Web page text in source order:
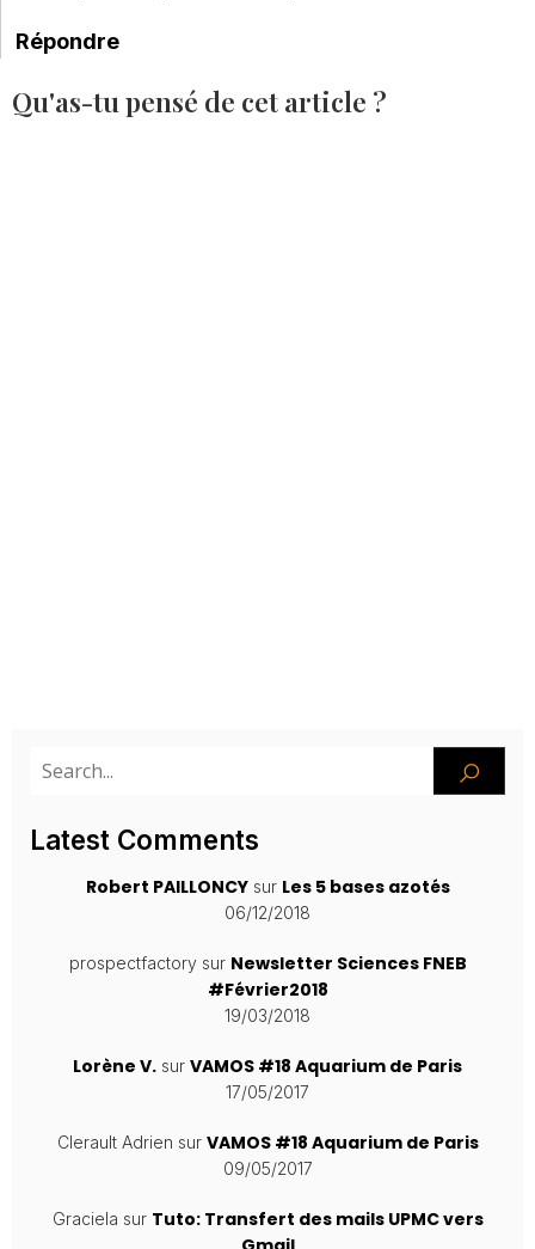
Répondre
Qu'as-tu pensé de cet article ?
Latest Comments
Robert PAILLONCYsur Les 5 bases azotés
06/12/2018
prospectfactorysur Newsletter Sciences FNEB
#Février2018
19/03/2018
Lorène V. sur VAMOS #18 Aquarium de Paris
17/05/2017
Clerault Adrien sur VAMOS #18 Aquarium de Paris
09/05/2017
Graciela sur Tuto: Transfert des mails UPMC vers